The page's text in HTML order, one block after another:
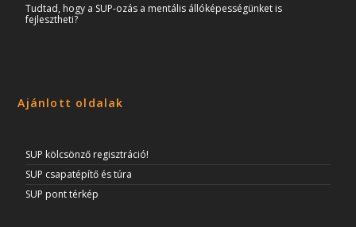
Tudtad, hogy a SUP-ozás a mentális állóképességünket is
fejlesztheti?
Ajánlott oldalak
SUP kölcsönző regisztráció!
SUP csapatépítő és túra
SUP pont térkép